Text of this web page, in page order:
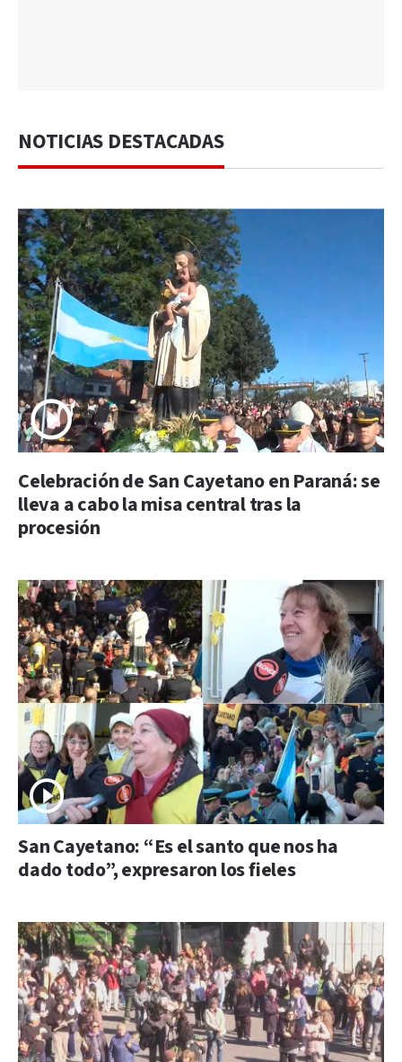
NOTICIAS DESTACADAS
Celebración de San Cayetano en Paraná: se
lleva a cabo la misa central tras la
procesión
San Cayetano: “Es el santo que nos ha
dado todo”, expresaron los fieles